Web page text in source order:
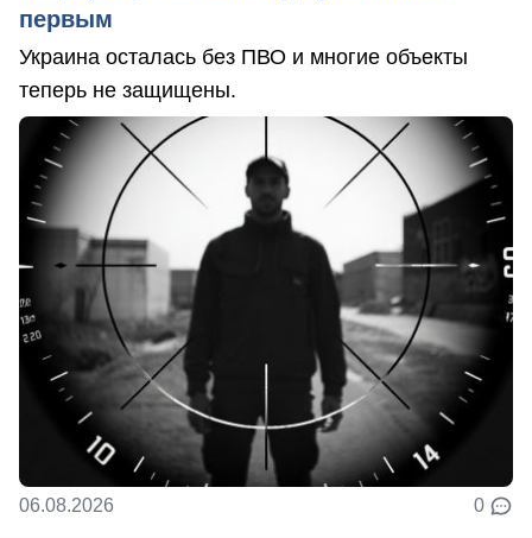
первым
Украина осталась без ПВО и многие объекты
теперь не защищены.
06.08.2026 0